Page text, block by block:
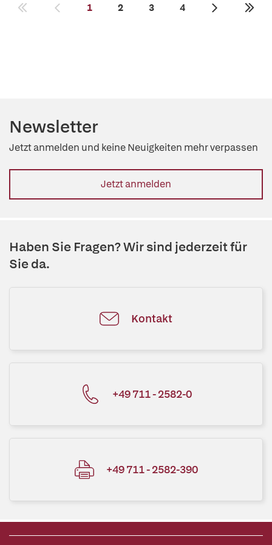
1 2 3 4
Newsletter
Jetzt anmelden und keine Neuigkeiten mehr verpassen
Jetzt anmelden
Haben Sie Fragen? Wir sind jederzeit für
Sie da.
Kontakt
+49 711 - 2582-0
+49 711 - 2582-390